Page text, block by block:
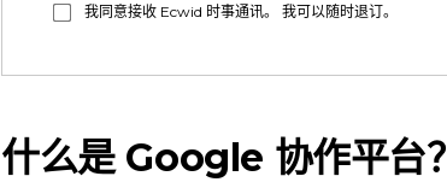
我同意接收 Ecwid 时事通讯。 我可以随时退订。
什么是 Google 协作平台？